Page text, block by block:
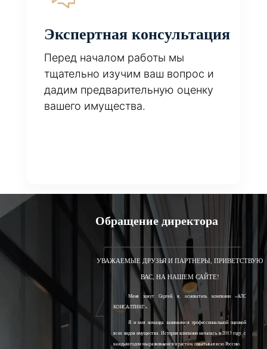
Экспертная консультация
Перед началом работы мы
тщательно изучим ваш вопрос и
дадим предварительную оценку
вашего имущества.
Обращение директора
УВАЖАЕМЫЕ ДРУЗЬЯ И ПАРТНЕРЫ, ПРИВЕТСТВУЮ
ВАС, НА НАШЕМ САЙТЕ!
Меня зовут Сергей, я, основатель компании «АЛС
КОНСАЛТИНГ».
Я и моя команда занимаемся профессиональной оценкой
всех видов имущества. История компании началась в 2013 году, с
каждым годом мы развиваемся и растём, охватывая всю Россию.